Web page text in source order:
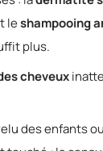
leshampooing
plus.
cheveux
des enfants